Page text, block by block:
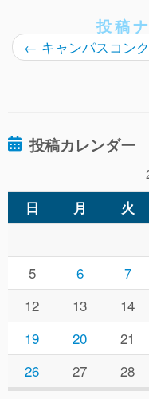
投稿
← キャンパスコン
投稿カレンダー
日 月 火
5
6 7
12
13 14
19
20 21
26
27 28